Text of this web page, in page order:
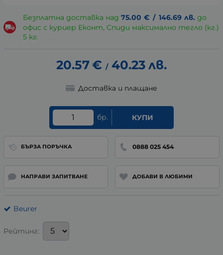
Безплатна доставка над 75.00 € / 146.69 лв. до
офис с куриер Еконт, Спиди максимално тегло (кг.)
5 кг.
20.57€ / 40.23 лв.
Доставка и плащане
бр. КУПИ
БЪРЗА ПОРЪЧКА 0888 025 454
НАПРАВИ ЗАПИТВАНЕ ДОБАВИ В ЛЮБИМИ
Beurer
Рейтинг: